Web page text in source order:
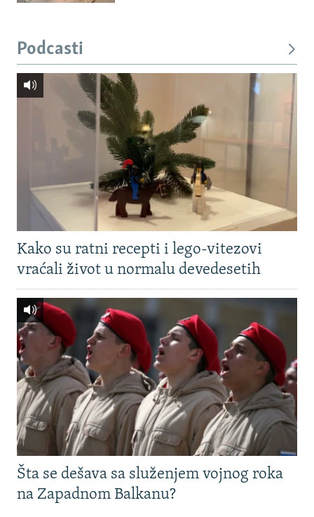
Podcasti
Kako su ratni recepti i lego-vitezovi
vraćali život u normalu devedesetih
Šta se dešava sa služenjem vojnog roka
na Zapadnom Balkanu?